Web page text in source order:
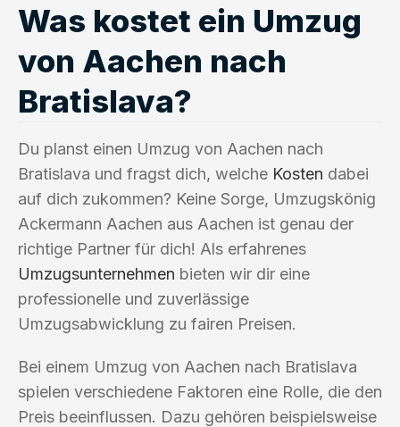
Was kostet ein Umzug
von Aachen nach
Bratislava?
Du planst einen Umzug von Aachen nach
Bratislava und fragst dich, welche Kosten dabei
auf dich zukommen? Keine Sorge, Umzugskönig
Ackermann Aachen aus Aachen ist genau der
richtige Partner für dich! Als erfahrenes
Umzugsunternehmen bieten wir dir eine
professionelle und zuverlässige
Umzugsabwicklung zu fairen Preisen.
Bei einem Umzug von Aachen nach Bratislava
spielen verschiedene Faktoren eine Rolle, die den
Preis beeinflussen. Dazu gehören beispielsweise